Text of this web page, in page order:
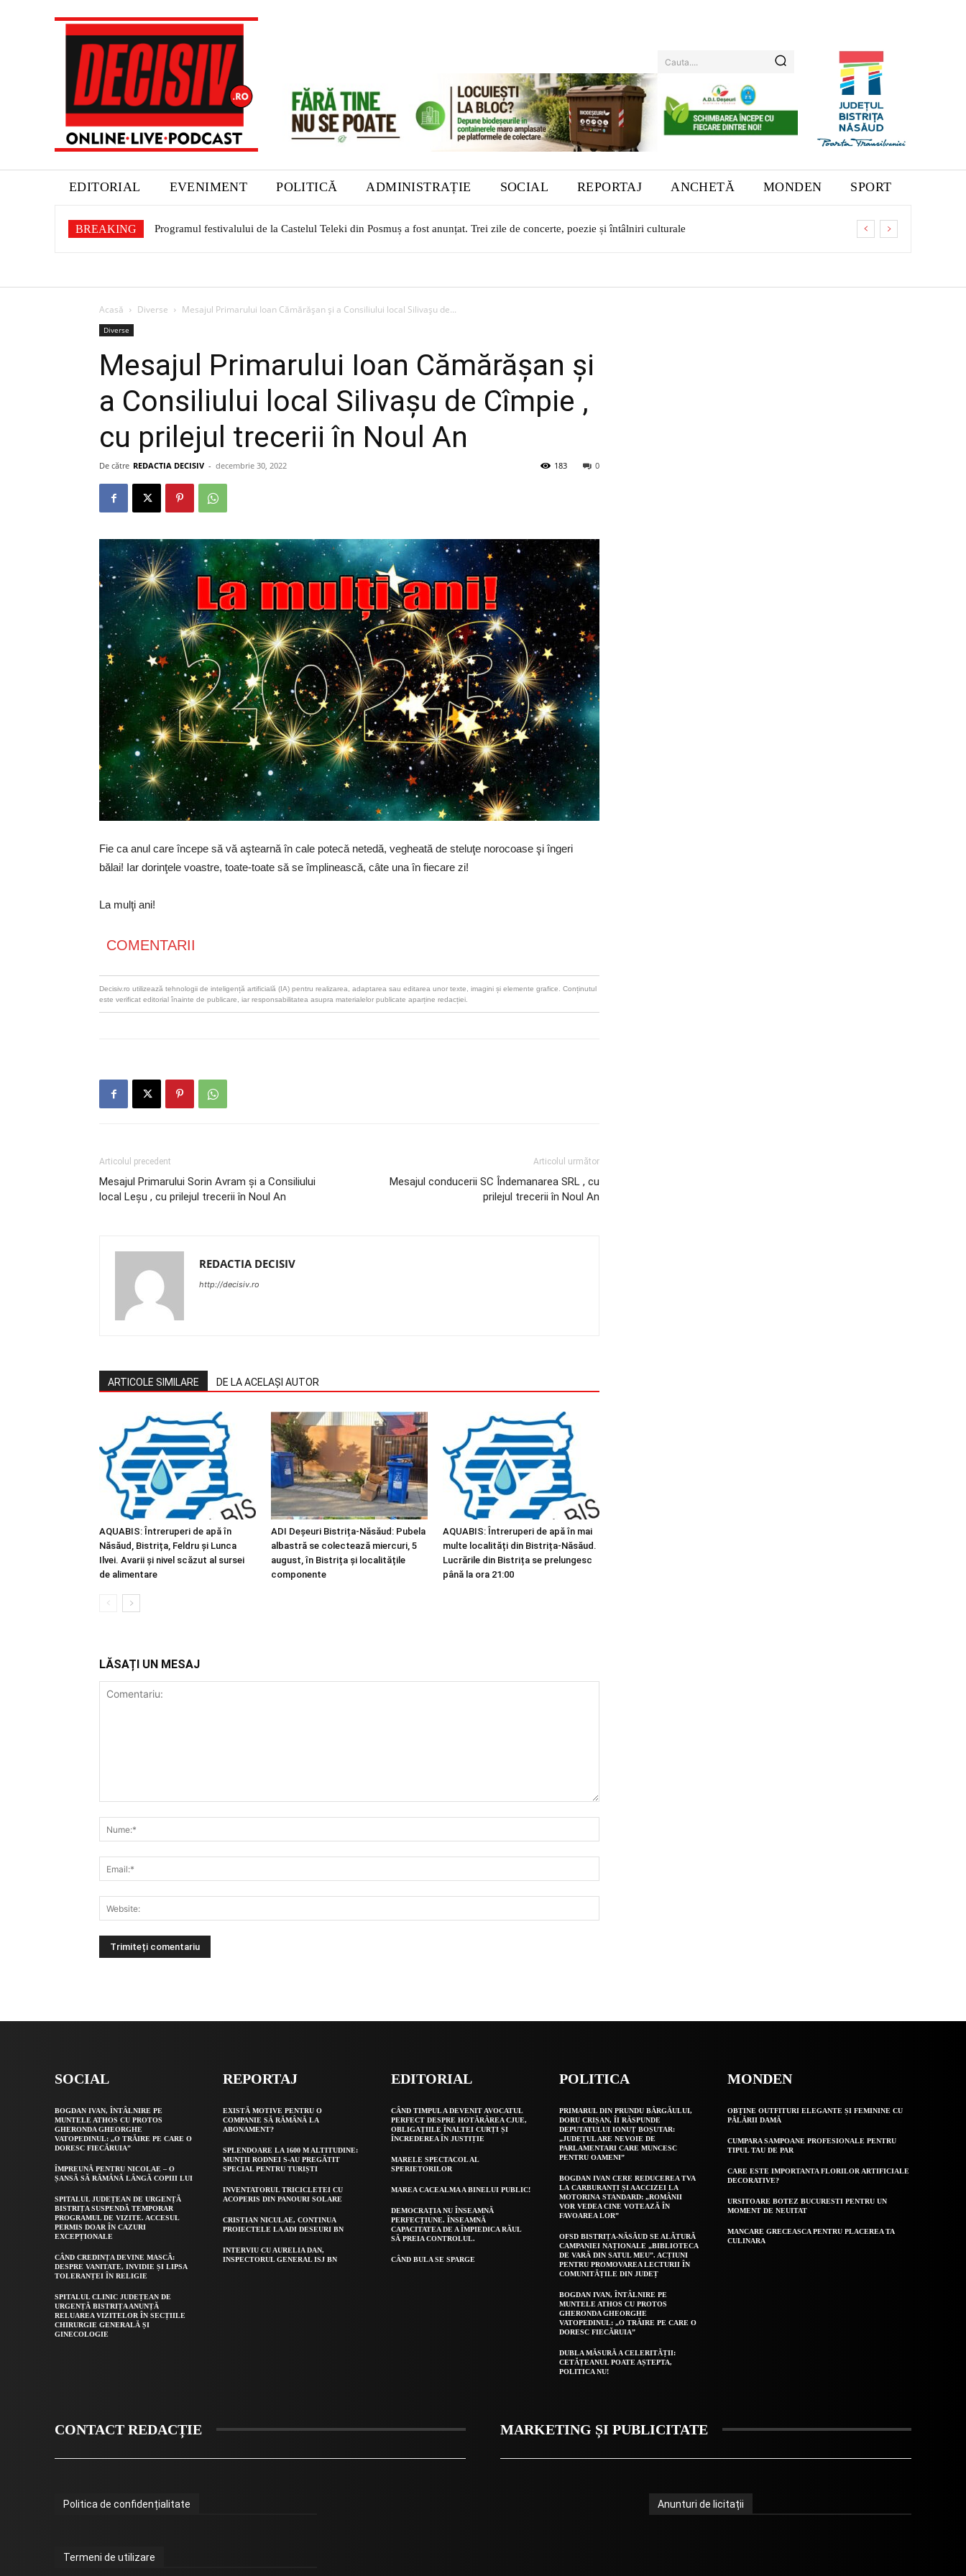
Cauta....
EDITORIAL EVENIMENT POLITICĂ ADMINISTRAȚIE SOCIAL REPORTAJ ANCHETĂ MONDEN SPORT
BREAKING Programul festivalului de la Castelul Teleki din Posmuș a fost anunțat. Trei zile de concerte, poezie și întâlniri culturale
Acasă Diverse Mesajul Primarului Ioan Cămărășan și a Consiliului local Silivașu de...
Diverse
Mesajul Primarului Ioan Cămărășan și
a Consiliului local Silivașu de Cîmpie ,
cu prilejul trecerii în Noul An
De către REDACTIA DECISIV - decembrie 30, 2022 0
183
Fie ca anul care începe să vă aştearnă în cale potecă netedă, vegheată de steluţe norocoase şi îngeri
bălai! Iar dorinţele voastre, toate-toate să se împlinească, câte una în fiecare zi!
La mulţi ani!
COMENTARII
Decisiv.ro utilizează tehnologii de inteligență artificială (IA) pentru realizarea, adaptarea sau editarea unor texte, imagini și elemente grafice. Conținutul
este verificat editorial înainte de publicare, iar responsabilitatea asupra materialelor publicate aparține redacției.
Articolul precedent
Mesajul Primarului Sorin Avram și a Consiliului
local Leșu , cu prilejul trecerii în Noul An
Articolul următor
Mesajul conducerii SC Îndemanarea SRL , cu
prilejul trecerii în Noul An
REDACTIA DECISIV
http://decisiv.ro
ARTICOLE SIMILARE DE LA ACELAȘI AUTOR
AQUABIS: Întreruperi de apă în
Năsăud, Bistrița, Feldru și Lunca
Ilvei. Avarii și nivel scăzut al sursei
de alimentare
ADI Deșeuri Bistrița-Năsăud: Pubela
albastră se colectează miercuri, 5
august, în Bistrița și localitățile
componente
AQUABIS: Întreruperi de apă în mai
multe localități din Bistrița-Năsăud.
Lucrările din Bistrița se prelungesc
până la ora 21:00
LĂSAȚI UN MESAJ
SOCIAL
BOGDAN IVAN, ÎNTÂLNIRE PE
MUNTELE ATHOS CU PROTOS
GHERONDA GHEORGHE
VATOPEDINUL: „O TRĂIRE PE CARE O
DORESC FIECĂRUIA”
ÎMPREUNĂ PENTRU NICOLAE – O
ȘANSĂ SĂ RĂMÂNĂ LÂNGĂ COPIII LUI
SPITALUL JUDEȚEAN DE URGENȚĂ
BISTRIȚA SUSPENDĂ TEMPORAR
PROGRAMUL DE VIZITE. ACCESUL
PERMIS DOAR ÎN CAZURI
EXCEPȚIONALE
CÂND CREDINȚA DEVINE MASCĂ:
DESPRE VANITATE, INVIDIE ȘI LIPSA
TOLERANȚEI ÎN RELIGIE
SPITALUL CLINIC JUDEȚEAN DE
URGENȚĂ BISTRIȚA ANUNȚĂ
RELUAREA VIZITELOR ÎN SECȚIILE
CHIRURGIE GENERALĂ ȘI
GINECOLOGIE
REPORTAJ
EXISTĂ MOTIVE PENTRU O
COMPANIE SĂ RĂMÂNĂ LA
ABONAMENT?
SPLENDOARE LA 1600 M ALTITUDINE:
MUNȚII RODNEI S-AU PREGĂTIT
SPECIAL PENTRU TURIȘTI
INVENTATORUL TRICICLETEI CU
ACOPERIS DIN PANOURI SOLARE
CRISTIAN NICULAE, CONTINUA
PROIECTELE LA ADI DESEURI BN
INTERVIU CU AURELIA DAN,
INSPECTORUL GENERAL ISJ BN
EDITORIAL
CÂND TIMPUL A DEVENIT AVOCATUL
PERFECT DESPRE HOTĂRÂREA CJUE,
OBLIGAȚIILE ÎNALTEI CURȚI ȘI
ÎNCREDEREA ÎN JUSTIȚIE
MARELE SPECTACOL AL
SPERIETORILOR
MAREA CACEALMA A BINELUI PUBLIC!
DEMOCRAȚIA NU ÎNSEAMNĂ
PERFECȚIUNE. ÎNSEAMNĂ
CAPACITATEA DE A ÎMPIEDICA RĂUL
SĂ PREIA CONTROLUL.
CÂND BULA SE SPARGE
POLITICA
PRIMARUL DIN PRUNDU BÂRGĂULUI,
DORU CRIȘAN, ÎI RĂSPUNDE
DEPUTATULUI IONUȚ BOȘUTAR:
„JUDEȚUL ARE NEVOIE DE
PARLAMENTARI CARE MUNCESC
PENTRU OAMENI”
BOGDAN IVAN CERE REDUCEREA TVA
LA CARBURANȚI ȘI AACCIZEI LA
MOTORINA STANDARD: „ROMÂNII
VOR VEDEA CINE VOTEAZĂ ÎN
FAVOAREA LOR”
OFSD BISTRIȚA-NĂSĂUD SE ALĂTURĂ
CAMPANIEI NAȚIONALE „BIBLIOTECA
DE VARĂ DIN SATUL MEU”. ACȚIUNI
PENTRU PROMOVAREA LECTURII ÎN
COMUNITĂȚILE DIN JUDEȚ
BOGDAN IVAN, ÎNTÂLNIRE PE
MUNTELE ATHOS CU PROTOS
GHERONDA GHEORGHE
VATOPEDINUL: „O TRĂIRE PE CARE O
DORESC FIECĂRUIA”
DUBLA MĂSURĂ A CELERITĂȚII:
CETĂȚEANUL POATE AȘTEPTA,
POLITICA NU!
MONDEN
OBȚINE OUTFITURI ELEGANTE ȘI FEMININE CU
PĂLĂRII DAMĂ
CUMPARA SAMPOANE PROFESIONALE PENTRU
TIPUL TAU DE PAR
CARE ESTE IMPORTANTA FLORILOR ARTIFICIALE
DECORATIVE?
URSITOARE BOTEZ BUCURESTI PENTRU UN
MOMENT DE NEUITAT
MANCARE GRECEASCA PENTRU PLACEREA TA
CULINARA
CONTACT REDACȚIE MARKETING ȘI PUBLICITATE
Politica de confidențialitate
Termeni de utilizare
Anunturi de licitații